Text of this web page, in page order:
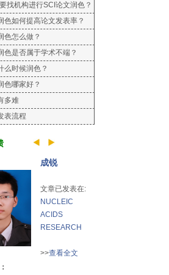
找机构进行SCI论文润色？
色如何提高论文发表率？
色怎么做？
色是否属于学术不端？
么时候润色？
色哪家好？
多难
表流程
成锐
文章已发表在:
NUCLEIC
ACIDS
RESEARCH
>>查看全文